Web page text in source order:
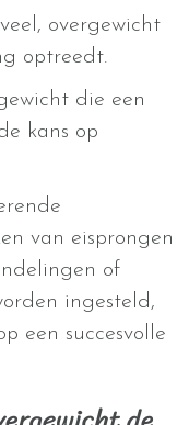
overgewicht
optreedt.
die een
kans op
van eisprongen
of
ingesteld,
een succesvolle